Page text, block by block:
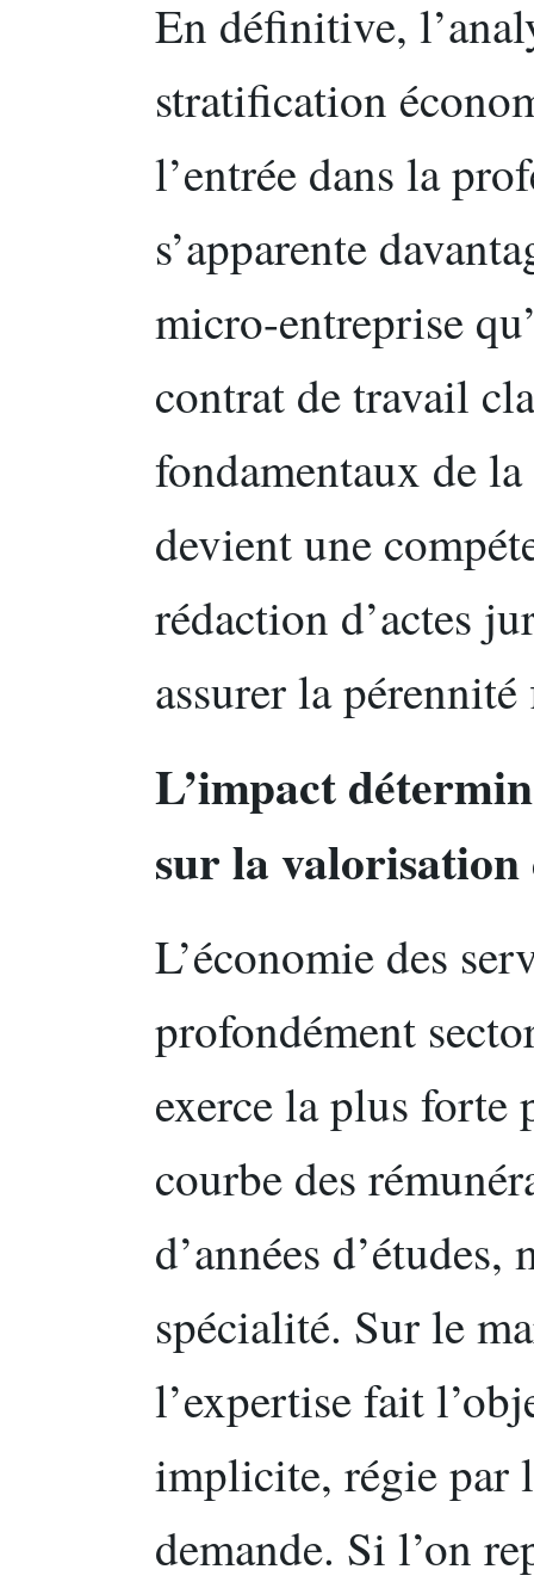
En définitive,
stratification
l’entrée dans la
s’apparente
micro-entreprise
contrat de travail
fondamentaux de
devient une
rédaction d’actes
assurer la
L’impact
sur la valorisation
L’économie des
profondément
exerce la plus forte
courbe des
d’années
spécialité. Sur le
l’expertise fait
implicite, régie par
demande. Si l’on